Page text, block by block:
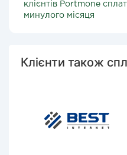
клієнтів Portmone
минулого місяця
Клієнти також